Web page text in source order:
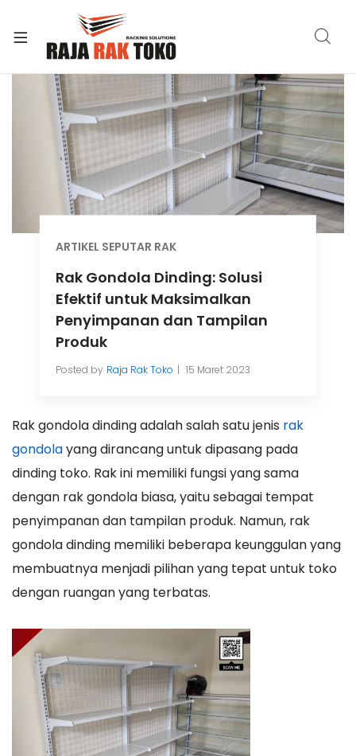
ARTIKEL SEPUTAR RAK
Rak Gondola Dinding: Solusi
Efektif untuk Maksimalkan
Penyimpanan dan Tampilan
Produk
Posted by Raja Rak Toko 15 Maret 2023
Rak gondola dinding adalah salah satu jenis rak
gondolayang dirancang untuk dipasang pada
dinding toko. Rak ini memiliki fungsi yang sama
dengan rak gondola biasa, yaitu sebagai tempat
penyimpanan dan tampilan produk. Namun, rak
gondola dinding memiliki beberapa keunggulan yang
membuatnya menjadi pilihan yang tepat untuk toko
dengan ruangan yang terbatas.